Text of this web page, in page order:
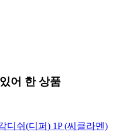
어 한 상품
디쉬(디퍼) 1P (씨클라멘)